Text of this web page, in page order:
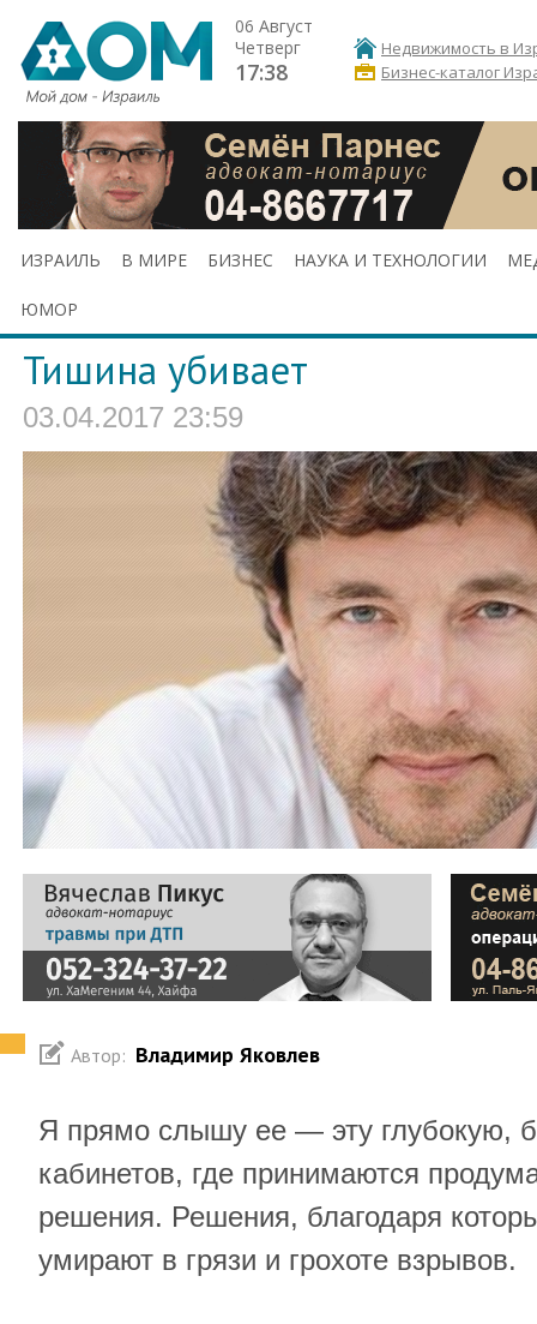
06 Август
Четверг
17:38
Недвижимость в
Бизнес-каталог
ИЗРАИЛЬ В МИРЕ БИЗНЕС НАУКА И ТЕХНОЛОГИИ
ЮМОР
Тишина убивает
03.04.2017 23:59
Автор: Владимир Яковлев
Я прямо слышу ее — эту глубокую,
кабинетов, где принимаются
решения. Решения, благодаря
умирают в грязи и грохоте взрывов.